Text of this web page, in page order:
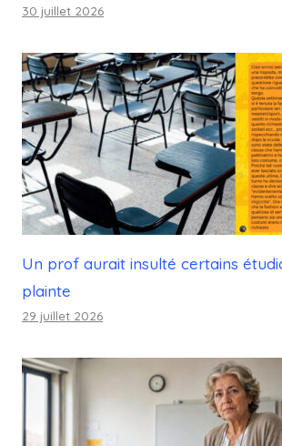
30 juillet 2026
Un prof aurait insulté certains
plainte
29 juillet 2026